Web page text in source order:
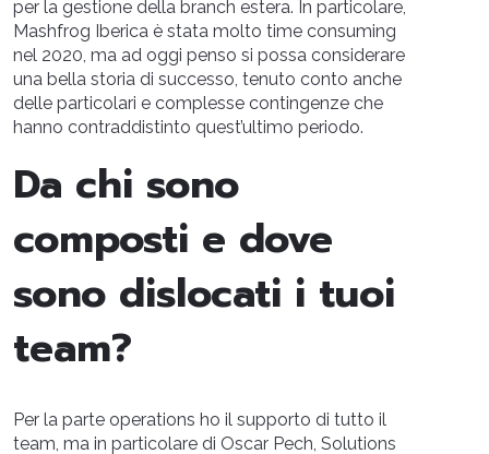
per la gestione della branch estera. In particolare,
Mashfrog Iberica è stata molto time consuming
nel 2020, ma ad oggi penso si possa considerare
una bella storia di successo, tenuto conto anche
delle particolari e complesse contingenze che
hanno contraddistinto quest’ultimo periodo.
Da chi sono
composti e dove
sono dislocati i tuoi
team?
Per la parte operations ho il supporto di tutto il
team, ma in particolare di Oscar Pech, Solutions